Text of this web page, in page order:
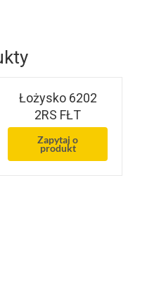
Łożysko 6202
2RS FŁT
Zapytaj o
produkt